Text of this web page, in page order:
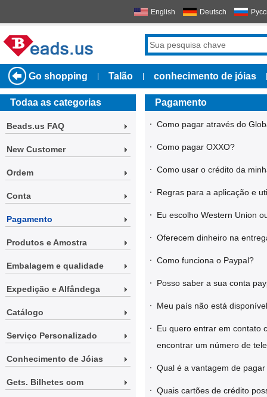
English Deutsch
Go shopping Talão conhecimento de jóias
Todaa as categorias
Beads.us FAQ
New Customer
Ordem
Conta
Pagamento
Produtos e Amostra
Embalagem e qualidade
Expedição e Alfândega
Catálogo
Serviço Personalizado
Conhecimento de Jóias
Gets. Bilhetes com
Pagamento
· Como pagar através do
· Como pagar OXXO?
· Como usar o crédito da
· Regras para a aplicação e
· Eu escolho Western Union
· Oferecem dinheiro na
· Como funciona o Paypal?
· Posso saber a sua conta
· Meu país não está
·
Eu quero entrar em contato
encontrar um número de
· Qual é a vantagem de
· Quais cartões de crédito